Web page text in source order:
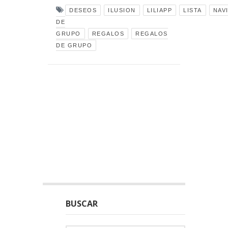
DESEOS ILUSION LILIAPP LISTA
DE
GRUPO
REGALOS
REGALOS
DE GRUPO
BUSCAR